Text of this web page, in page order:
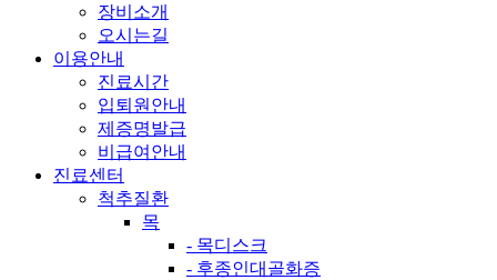
장비소개
오시는길
이용안내
진료시간
입퇴원안내
제증명발급
비급여안내
진료센터
척추질환
목
- 목디스크
- 후종인대골화증